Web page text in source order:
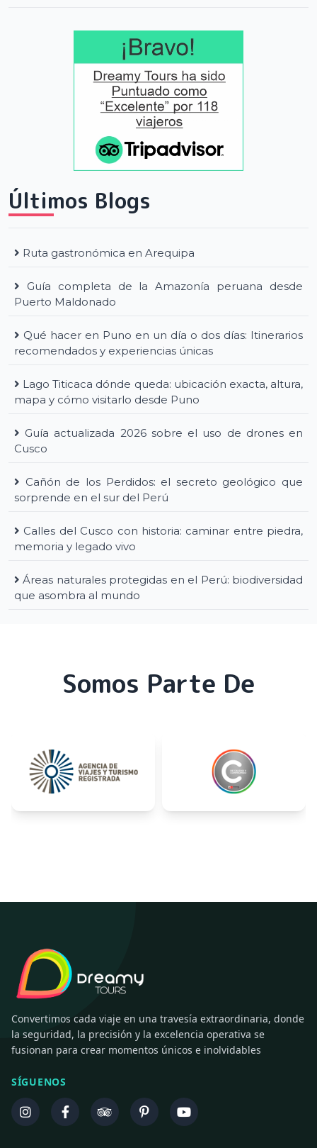
Últimos Blogs
Ruta gastronómica en Arequipa
Guía completa de la Amazonía peruana desde
Puerto Maldonado
Qué hacer en Puno en un día o dos días: Itinerarios
recomendados y experiencias únicas
Lago Titicaca dónde queda: ubicación exacta, altura,
mapa y cómo visitarlo desde Puno
Guía actualizada 2026 sobre el uso de drones en
Cusco
Cañón de los Perdidos: el secreto geológico que
sorprende en el sur del Perú
Calles del Cusco con historia: caminar entre piedra,
memoria y legado vivo
Áreas naturales protegidas en el Perú: biodiversidad
que asombra al mundo
Somos Parte De
Convertimos cada viaje en una travesía extraordinaria, donde
la seguridad, la precisión y la excelencia operativa se
fusionan para crear momentos únicos e inolvidables
SÍGUENOS